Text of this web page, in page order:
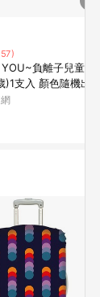
負離子兒童牙刷
支入 顏色隨機出貨